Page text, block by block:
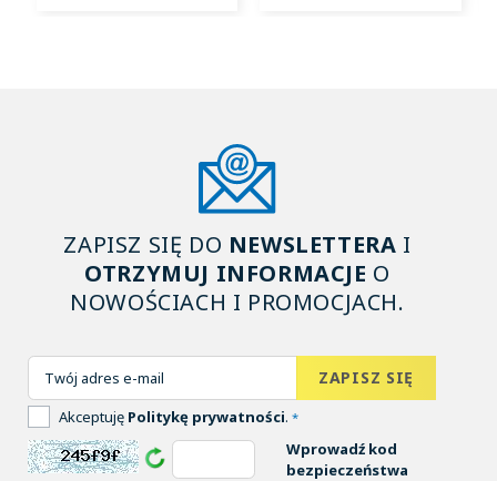
ZAPISZ SIĘ DO NEWSLETTERA I
OTRZYMUJ INFORMACJE O
NOWOŚCIACH I PROMOCJACH.
Akceptuję Politykę prywatności. *
Wprowadź kod
bezpieczeństwa